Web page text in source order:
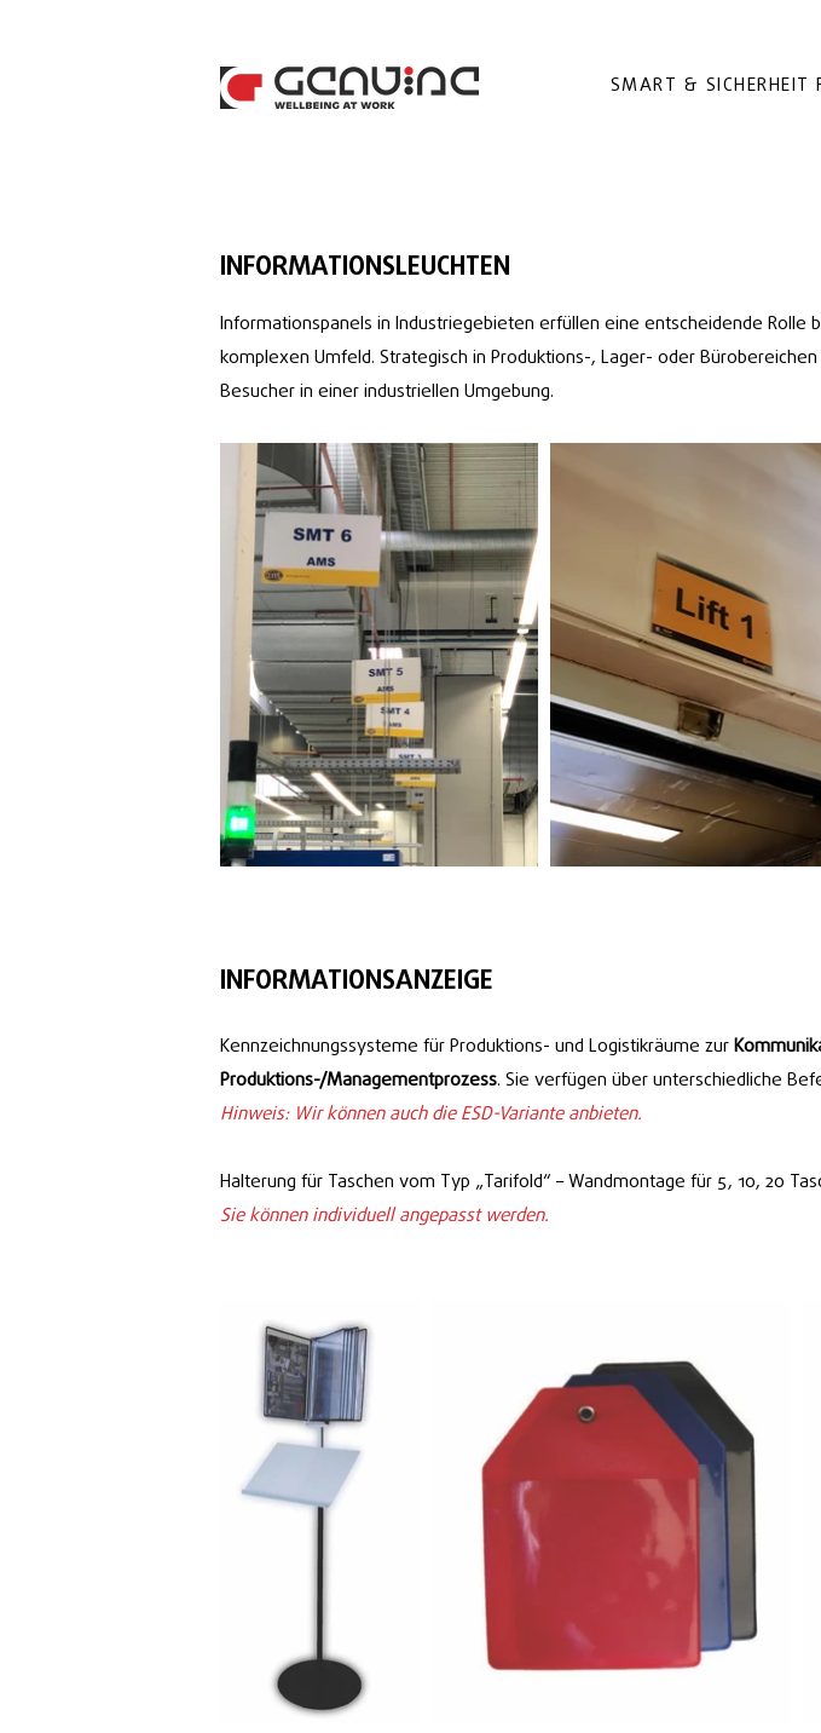
SMART & SICHERHEIT
INFORMATIONSLEUCHTEN
Informationspanels in Industriegebieten erfüllen eine entscheidende
komplexen Umfeld. Strategisch in Produktions-, Lager- oder
Besucher in einer industriellen Umgebung.
INFORMATIONSANZEIGE
Kennzeichnungssysteme für Produktions- und Logistikräume zur
Produktions-/Managementprozess. Sie verfügen über unterschiedliche
Hinweis: Wir können auch die ESD-Variante anbieten.
Halterung für Taschen vom Typ „Tarifold“ – Wandmontage für 5, 10, 20
Sie können individuell angepasst werden.